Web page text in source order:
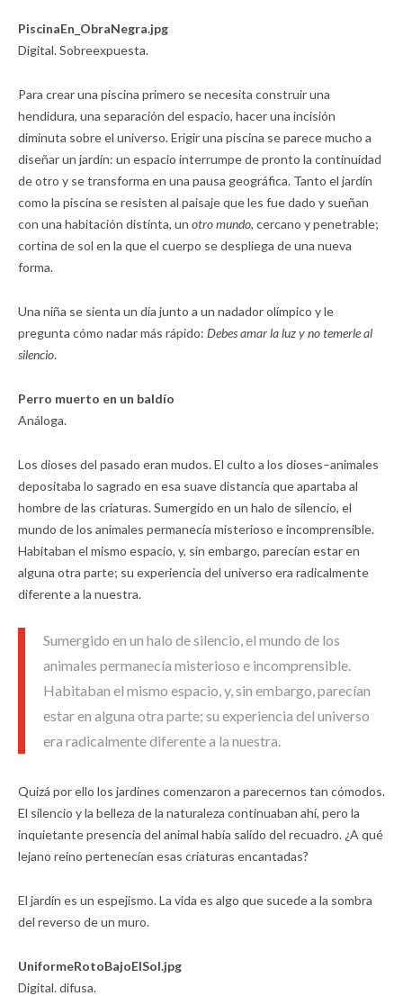
PiscinaEn_ObraNegra.jpg
Digital. Sobreexpuesta.
Para crear una piscina primero se necesita construir una
hendidura, una separación del espacio, hacer una incisión
diminuta sobre el universo. Erigir una piscina se parece mucho a
diseñar un jardín: un espacio interrumpe de pronto la continuidad
de otro y se transforma en una pausa geográfica. Tanto el jardín
como la piscina se resisten al paisaje que les fue dado y sueñan
con una habitación distinta, un otro mundo, cercano y penetrable;
cortina de sol en la que el cuerpo se despliega de una nueva
forma.
Una niña se sienta un día junto a un nadador olímpico y le
pregunta cómo nadar más rápido: Debes amar la luz y no temerle al
silencio.
Perro muerto en un baldío
Análoga.
Los dioses del pasado eran mudos. El culto a los dioses–animales
depositaba lo sagrado en esa suave distancia que apartaba al
hombre de las criaturas. Sumergido en un halo de silencio, el
mundo de los animales permanecía misterioso e incomprensible.
Habitaban el mismo espacio, y, sin embargo, parecían estar en
alguna otra parte; su experiencia del universo era radicalmente
diferente a la nuestra.
Sumergido en un halo de silencio, el mundo de los
animales permanecía misterioso e incomprensible.
Habitaban el mismo espacio, y, sin embargo, parecían
estar en alguna otra parte; su experiencia del universo
era radicalmente diferente a la nuestra.
Quizá por ello los jardines comenzaron a parecernos tan cómodos.
El silencio y la belleza de la naturaleza continuaban ahí, pero la
inquietante presencia del animal había salido del recuadro. ¿A qué
lejano reino pertenecían esas criaturas encantadas?
El jardín es un espejismo. La vida es algo que sucede a la sombra
del reverso de un muro.
UniformeRotoBajoElSol.jpg
Digital. difusa.